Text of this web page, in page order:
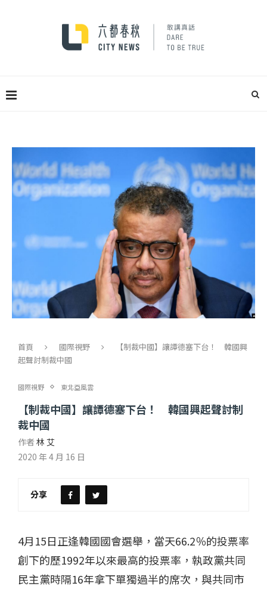
首頁 國際視野
【制裁中國】讓譚德塞下台！ 韓國興
起聲討制裁中國
國際視野 東北亞風雲
【制裁中國】讓譚德塞下台！ 韓國興起聲討制
裁中國
作者 林 艾
2020 年 4 月 16 日
分享
4月15日正逢韓國國會選舉，當天66.2％的投票率
創下的歷1992年以來最高的投票率，執政黨共同
民主黨時隔16年拿下單獨過半的席次，與共同市